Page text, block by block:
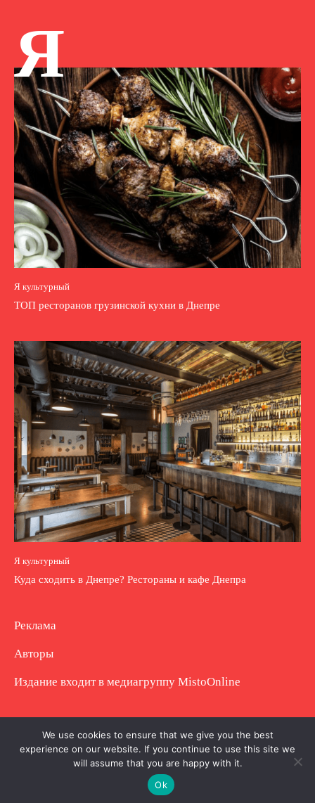
Я
Я культурный
ТОП ресторанов грузинской кухни в Днепре
Я культурный
Куда сходить в Днепре? Рестораны и кафе Днепра
Реклама
Авторы
Издание входит в медиагруппу MistoOnline
Copyright © Полное использование материала
запрещено. Частично разрешено с гиперссылкой.
We use cookies to ensure that we give you the best
experience on our website. If you continue to use this site we
will assume that you are happy with it.
Ok